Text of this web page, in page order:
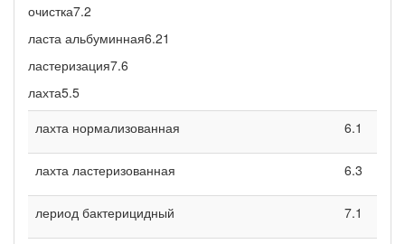
очистка7.2
ласта альбуминная6.21
ластеризация7.6
лахта5.5
лахта нормализованная
6.1
лахта ластеризованная 6.3
лериод бактерицидный 7.1